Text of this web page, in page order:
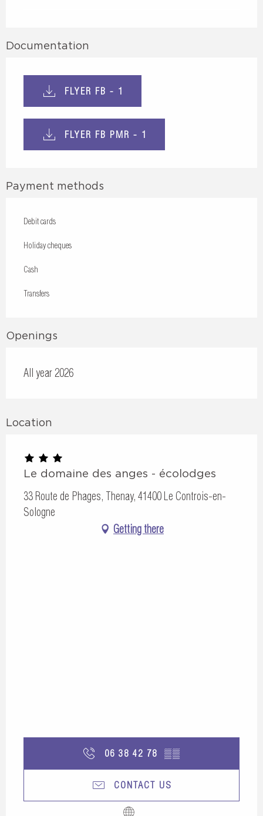
Documentation
FLYER FB - 1
FLYER FB PMR - 1
Payment methods
Debit cards
Holiday cheques
Cash
Transfers
Openings
All year 2026
Location
Le domaine des anges - écolodges
33 Route de Phages, Thenay, 41400 Le Controis-en-
Sologne
Getting there
06 38 42 78 ▒▒
CONTACT US